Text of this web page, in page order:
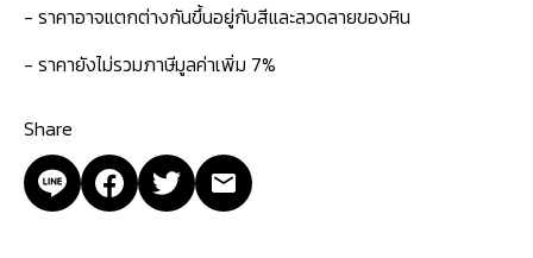
- ราคาอาจแตกต่างกันขึ้นอยู่กับสีและลวดลายของหิน
- ราคายังไม่รวมภาษีมูลค่าเพิ่ม 7%
Share